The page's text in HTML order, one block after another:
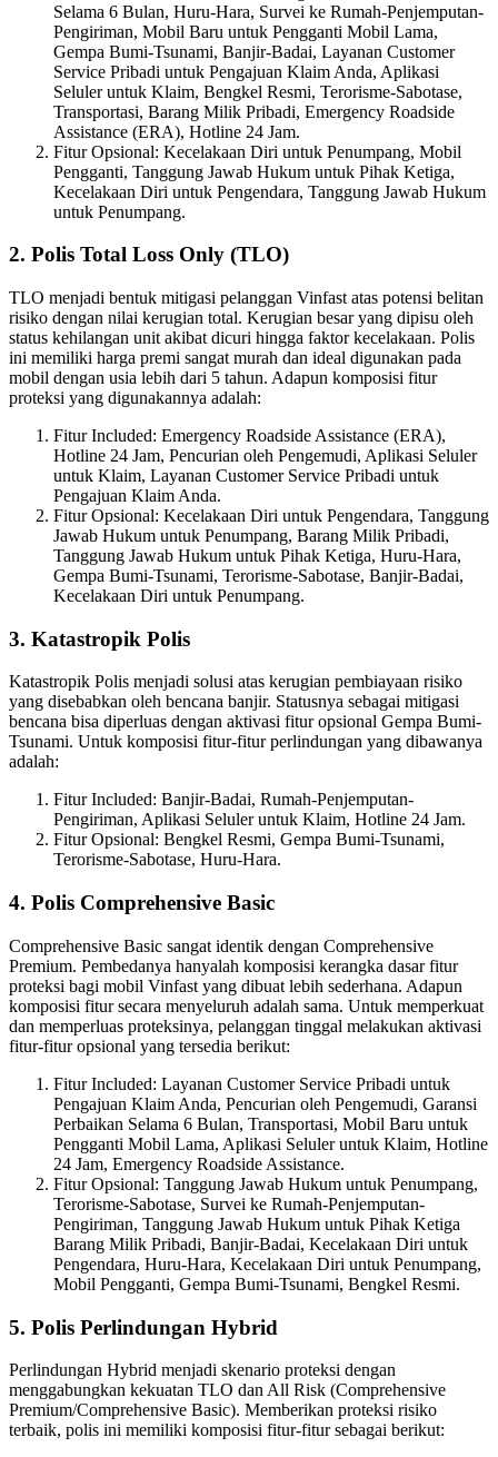
Selama 6 Bulan, Huru-Hara, Survei ke Rumah-Penjemputan-
Pengiriman, Mobil Baru untuk Pengganti Mobil Lama,
Gempa Bumi-Tsunami, Banjir-Badai, Layanan Customer
Service Pribadi untuk Pengajuan Klaim Anda, Aplikasi
Seluler untuk Klaim, Bengkel Resmi, Terorisme-Sabotase,
Transportasi, Barang Milik Pribadi, Emergency Roadside
Assistance (ERA), Hotline 24 Jam.
Fitur Opsional: Kecelakaan Diri untuk Penumpang, Mobil
Pengganti, Tanggung Jawab Hukum untuk Pihak Ketiga,
Kecelakaan Diri untuk Pengendara, Tanggung Jawab Hukum
untuk Penumpang.
2. Polis Total Loss Only (TLO)
TLO menjadi bentuk mitigasi pelanggan Vinfast atas potensi belitan
risiko dengan nilai kerugian total. Kerugian besar yang dipisu oleh
status kehilangan unit akibat dicuri hingga faktor kecelakaan. Polis
ini memiliki harga premi sangat murah dan ideal digunakan pada
mobil dengan usia lebih dari 5 tahun. Adapun komposisi fitur
proteksi yang digunakannya adalah:
Fitur Included: Emergency Roadside Assistance (ERA),
Hotline 24 Jam, Pencurian oleh Pengemudi, Aplikasi Seluler
untuk Klaim, Layanan Customer Service Pribadi untuk
Pengajuan Klaim Anda.
Fitur Opsional: Kecelakaan Diri untuk Pengendara, Tanggung
Jawab Hukum untuk Penumpang, Barang Milik Pribadi,
Tanggung Jawab Hukum untuk Pihak Ketiga, Huru-Hara,
Gempa Bumi-Tsunami, Terorisme-Sabotase, Banjir-Badai,
Kecelakaan Diri untuk Penumpang.
3. Katastropik Polis
Katastropik Polis menjadi solusi atas kerugian pembiayaan risiko
yang disebabkan oleh bencana banjir. Statusnya sebagai mitigasi
bencana bisa diperluas dengan aktivasi fitur opsional Gempa Bumi-
Tsunami. Untuk komposisi fitur-fitur perlindungan yang dibawanya
adalah:
Fitur Included: Banjir-Badai, Rumah-Penjemputan-
Pengiriman, Aplikasi Seluler untuk Klaim, Hotline 24 Jam.
Fitur Opsional: Bengkel Resmi, Gempa Bumi-Tsunami,
Terorisme-Sabotase, Huru-Hara.
4. Polis Comprehensive Basic
Comprehensive Basic sangat identik dengan Comprehensive
Premium. Pembedanya hanyalah komposisi kerangka dasar fitur
proteksi bagi mobil Vinfast yang dibuat lebih sederhana. Adapun
komposisi fitur secara menyeluruh adalah sama. Untuk memperkuat
dan memperluas proteksinya, pelanggan tinggal melakukan aktivasi
fitur-fitur opsional yang tersedia berikut:
Fitur Included: Layanan Customer Service Pribadi untuk
Pengajuan Klaim Anda, Pencurian oleh Pengemudi, Garansi
Perbaikan Selama 6 Bulan, Transportasi, Mobil Baru untuk
Pengganti Mobil Lama, Aplikasi Seluler untuk Klaim, Hotline
24 Jam, Emergency Roadside Assistance.
Fitur Opsional: Tanggung Jawab Hukum untuk Penumpang,
Terorisme-Sabotase, Survei ke Rumah-Penjemputan-
Pengiriman, Tanggung Jawab Hukum untuk Pihak Ketiga
Barang Milik Pribadi, Banjir-Badai, Kecelakaan Diri untuk
Pengendara, Huru-Hara, Kecelakaan Diri untuk Penumpang,
Mobil Pengganti, Gempa Bumi-Tsunami, Bengkel Resmi.
5. Polis Perlindungan Hybrid
Perlindungan Hybrid menjadi skenario proteksi dengan
menggabungkan kekuatan TLO dan All Risk (Comprehensive
Premium/Comprehensive Basic). Memberikan proteksi risiko
terbaik, polis ini memiliki komposisi fitur-fitur sebagai berikut: